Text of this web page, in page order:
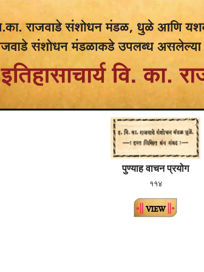
पुण्याह वाचन प्रयोग
११४